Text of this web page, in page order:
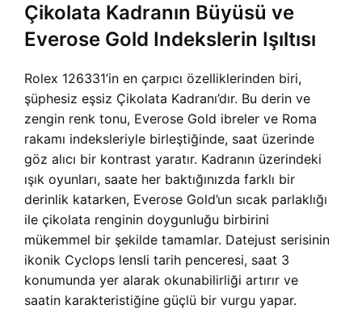
Çikolata Kadranın Büyüsü ve
Everose Gold Indekslerin Işıltısı
Rolex 126331’in en çarpıcı özelliklerinden biri,
şüphesiz eşsiz Çikolata Kadranı’dır. Bu derin ve
zengin renk tonu, Everose Gold ibreler ve Roma
rakamı indeksleriyle birleştiğinde, saat üzerinde
göz alıcı bir kontrast yaratır. Kadranın üzerindeki
ışık oyunları, saate her baktığınızda farklı bir
derinlik katarken, Everose Gold’un sıcak parlaklığı
ile çikolata renginin doygunluğu birbirini
mükemmel bir şekilde tamamlar. Datejust serisinin
ikonik Cyclops lensli tarih penceresi, saat 3
konumunda yer alarak okunabilirliği artırır ve
saatin karakteristiğine güçlü bir vurgu yapar.